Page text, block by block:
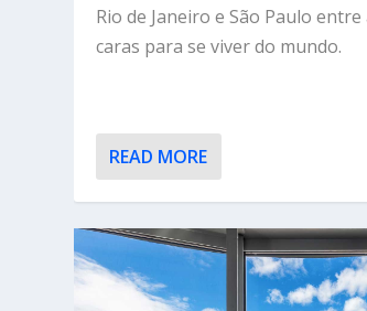
Rio de Janeiro e São Paulo entre
caras para se viver do mundo.
READ MORE